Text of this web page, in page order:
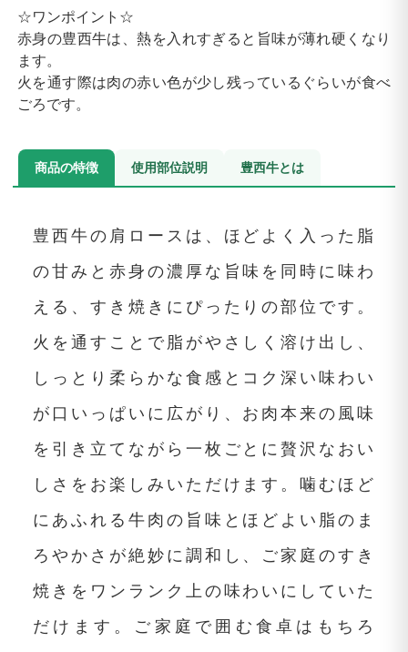
☆ワンポイント☆
赤身の豊西牛は、熱を入れすぎると旨味が薄れ硬くなり
ます。
火を通す際は肉の赤い色が少し残っているぐらいが食べ
ごろです。
商品の特徴 使用部位説明 豊西牛とは
豊西牛の肩ロースは、ほどよく入った脂
の甘みと赤身の濃厚な旨味を同時に味わ
える、すき焼きにぴったりの部位です。
火を通すことで脂がやさしく溶け出し、
しっとり柔らかな食感とコク深い味わい
が口いっぱいに広がり、お肉本来の風味
を引き立てながら一枚ごとに贅沢なおい
しさをお楽しみいただけます。噛むほど
にあふれる牛肉の旨味とほどよい脂のま
ろやかさが絶妙に調和し、ご家庭のすき
焼きをワンランク上の味わいにしていた
だけます。ご家庭で囲む食卓はもちろ